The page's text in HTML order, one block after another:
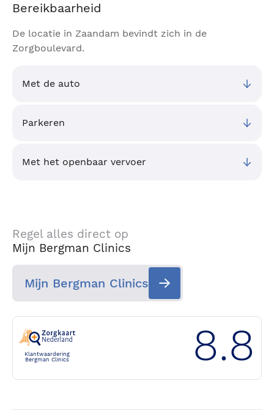
Bereikbaarheid
De locatie in Zaandam bevindt zich in de
Zorgboulevard.
Met de auto
Parkeren
Met het openbaar vervoer
Regel alles direct op
Mijn Bergman Clinics
Mijn Bergman Clinics
Klantwaardering
Bergman Clinics
8.8